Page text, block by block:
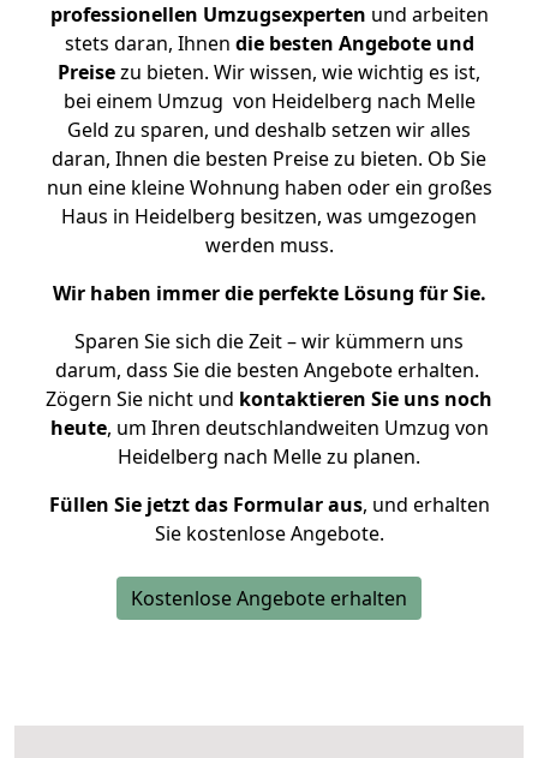
professionellen Umzugsexperten und arbeiten
stets daran, Ihnen die besten Angebote und
Preisezu bieten. Wir wissen, wie wichtig es ist,
bei einem Umzug von Heidelberg nach Melle
Geld zu sparen, und deshalb setzen wir alles
daran, Ihnen die besten Preise zu bieten. Ob Sie
nun eine kleine Wohnung haben oder ein großes
Haus in Heidelberg besitzen, was umgezogen
werden muss.
Wir haben immer die perfekte Lösung für Sie.
Sparen Sie sich die Zeit – wir kümmern uns
darum, dass Sie die besten Angebote erhalten.
Zögern Sie nicht und kontaktieren Sie uns noch
heute, um Ihren deutschlandweiten Umzug von
Heidelberg nach Melle zu planen.
Füllen Sie jetzt das Formular aus, und erhalten
Sie kostenlose Angebote.
Kostenlose Angebote erhalten